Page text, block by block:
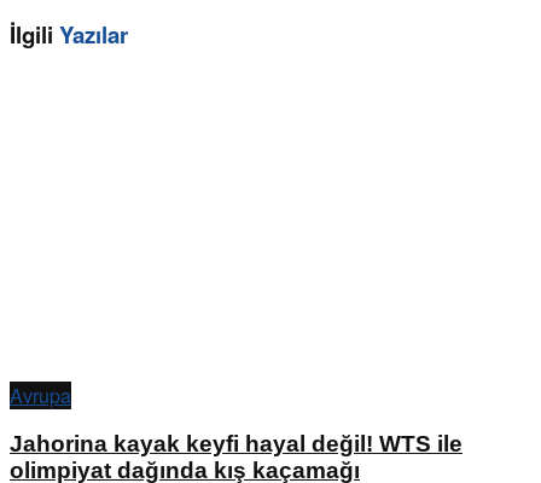
İlgili Yazılar
Avrupa
Jahorina kayak keyfi hayal değil! WTS ile
olimpiyat dağında kış kaçamağı